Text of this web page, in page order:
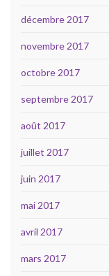
décembre 2017
novembre 2017
octobre 2017
septembre 2017
août 2017
juillet 2017
juin 2017
mai 2017
avril 2017
mars 2017